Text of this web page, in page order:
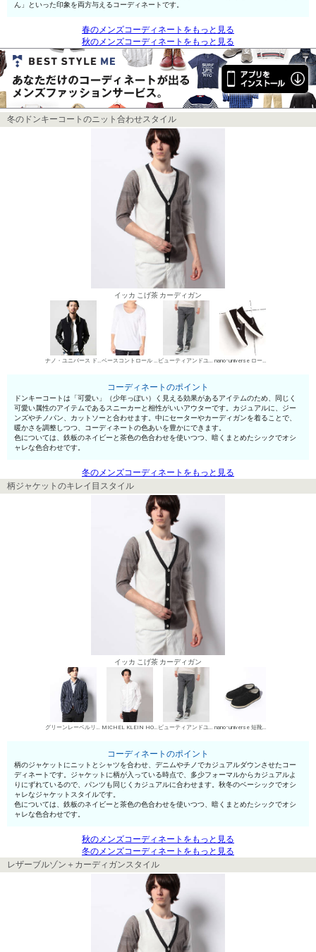
ん」といった印象を両方与えるコーディネートです。
春のメンズコーディネートをもっと見る
秋のメンズコーディネートをもっと見る
冬のドンキーコートのニット合わせスタイル
イッカ こげ茶 カーディガン
ナノ・ユニバース ドンキーコート ベースコントロール UネックTシャツ ビューティアンドユース ユナイテッドアローズ デニムパンツ・ジーンズ nano･universe ローカットスニーカー
コーディネートのポイント
ドンキーコートは「可愛い」（少年っぽい）く見える効果があるアイテムのため、同じく
可愛い属性のアイテムであるスニーカーと相性がいいアウターです。カジュアルに、ジー
ンズやチノパン、カットソーと合わせます。中にセーターやカーディガンを着ることで、
暖かさを調整しつつ、コーディネートの色あいを豊かにできます。
色については、鉄板のネイビーと茶色の色合わせを使いつつ、暗くまとめたシックでオシ
ャレな色合わせです。
冬のメンズコーディネートをもっと見る
柄ジャケットのキレイ目スタイル
イッカ こげ茶 カーディガン
グリーンレーベルリラクシング カジュアルジャケット MICHEL KLEIN HOMME シャツ ビューティアンドユース ユナイテッドアローズ デニムパンツ・ジーンズ nano･universe 短靴・レザーシューズ
コーディネートのポイント
柄のジャケットにニットとシャツを合わせ、デニムやチノでカジュアルダウンさせたコー
ディネートです。ジャケットに柄が入っている時点で、多少フォーマルからカジュアルよ
りにずれているので、パンツも同じくカジュアルに合わせます。秋冬のベーシックでオシ
ャレなジャケットスタイルです。
色については、鉄板のネイビーと茶色の色合わせを使いつつ、暗くまとめたシックでオシ
ャレな色合わせです。
秋のメンズコーディネートをもっと見る
冬のメンズコーディネートをもっと見る
レザーブルゾン＋カーディガンスタイル